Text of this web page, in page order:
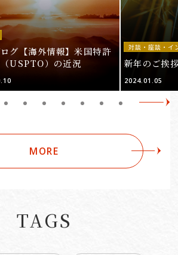
グ【海外情報】米国特許
USPTO）の近況
対談・座談・イ
新年のご挨
2024.01.05
MORE
TAGS